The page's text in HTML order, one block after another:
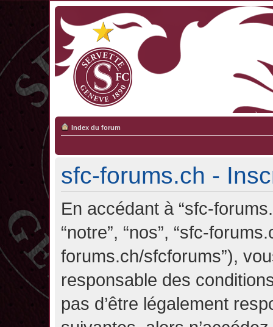
Index du forum
sfc-forums.ch -
En accédant à “sfc-
“notre”, “nos”, “sfc-
forums.ch/sfcforums”),
responsable des
pas d’être légalement